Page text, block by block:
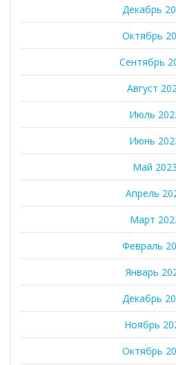
Декабрь
Октябрь
Сентябрь
Август
Июль
Июнь
Май 2023
Апрель
Март
Февраль
Январь
Декабрь
Ноябрь
Октябрь